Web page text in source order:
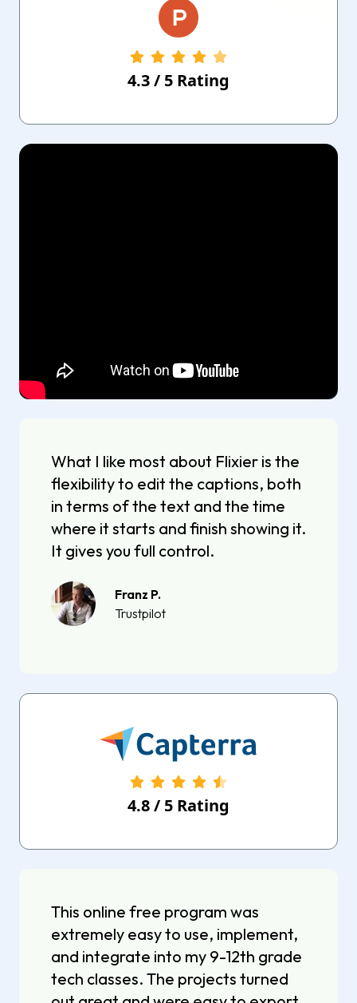
4.3/ 5 Rating
What I like most about Flixier is the
flexibility to edit the captions, both
in terms of the text and the time
where it starts and finish showing it.
It gives you full control.
Franz P.
Trustpilot
4.8/ 5 Rating
This online free program was
extremely easy to use, implement,
and integrate into my 9-12th grade
tech classes. The projects turned